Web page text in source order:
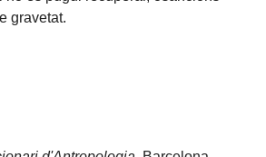
gravetat.